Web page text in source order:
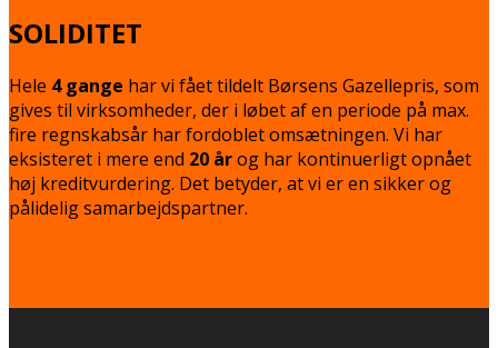
SOLIDITET
Hele 4 gange har vi fået tildelt Børsens Gazellepris, som
gives til virksomheder, der i løbet af en periode på max.
fire regnskabsår har fordoblet omsætningen. Vi har
eksisteret i mere end 20 årog har kontinuerligt opnået
høj kreditvurdering. Det betyder, at vi er en sikker og
pålidelig samarbejdspartner.